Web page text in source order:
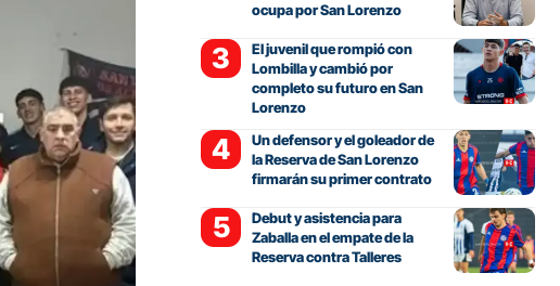
ocupa por San Lorenzo
El juvenil que rompió con
Lombilla y cambió por
completo su futuro en San
Lorenzo
Un defensor y el goleador de
la Reserva de San Lorenzo
firmarán su primer contrato
Debut y asistencia para
Zaballa en el empate de la
Reserva contra Talleres